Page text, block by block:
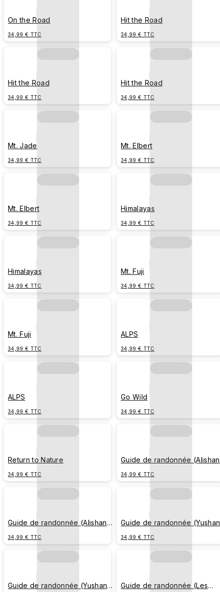
On the Road
34,99 € TTC
Hit the Road
34,99 € TTC
Hit the Road
34,99 € TTC
Hit the Road
34,99 € TTC
Mt. Jade
34,99 € TTC
Mt. Elbert
34,99 € TTC
Mt. Elbert
34,99 € TTC
Himalayas
34,99 € TTC
Himalayas
34,99 € TTC
Mt. Fuji
34,99 € TTC
Mt. Fuji
34,99 € TTC
ALPS
34,99 € TTC
ALPS
34,99 € TTC
Go Wild
34,99 € TTC
Return to Nature
34,99 € TTC
Guide de randonnée (Alishan
34,99 € TTC
Guide de randonnée (Alishan
34,99 € TTC
Guide de randonnée (Yushan
34,99 € TTC
Guide de randonnée (Yushan
Guide de randonnée (Les